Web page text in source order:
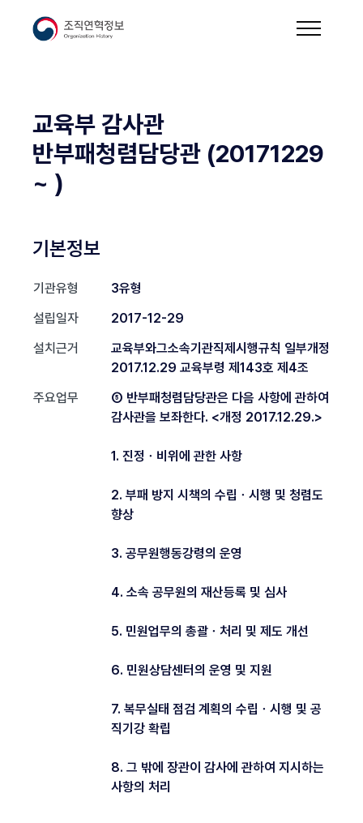
교육부 감사관
반부패청렴담당관 (20171229
~ )
기본정보
기관유형
3유형
설립일자
2017-12-29
설치근거
교육부와그소속기관직제시행규칙 일부개정
2017.12.29 교육부령 제143호 제4조
주요업무
⑤ 반부패청렴담당관은 다음 사항에 관하여
감사관을 보좌한다. <개정 2017.12.29.>
1. 진정ㆍ비위에 관한 사항
2. 부패 방지 시책의 수립ㆍ시행 및 청렴도
향상
3. 공무원행동강령의 운영
4. 소속 공무원의 재산등록 및 심사
5. 민원업무의 총괄ㆍ처리 및 제도 개선
6. 민원상담센터의 운영 및 지원
7. 복무실태 점검 계획의 수립ㆍ시행 및 공
직기강 확립
8. 그 밖에 장관이 감사에 관하여 지시하는
사항의 처리